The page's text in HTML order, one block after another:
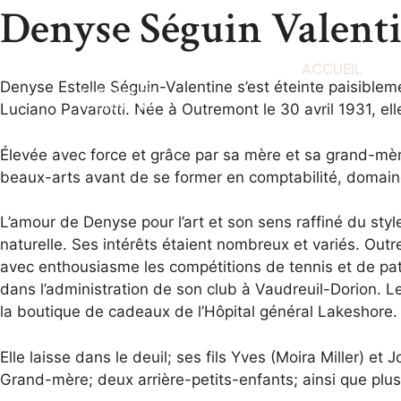
ACCUEIL
Denyse Séguin
Denyse Estelle Séguin-Valentine s’est éteinte
Luciano Pavarotti. Née à Outremont le 30 avril 1931,
Élevée avec force et grâce par sa mère et sa grand-
beaux-arts avant de se former en comptabilité,
L’amour de Denyse pour l’art et son sens raffiné du
naturelle. Ses intérêts étaient nombreux et variés.
avec enthousiasme les compétitions de tennis et de
dans l’administration de son club à Vaudreuil-Dorion.
la boutique de cadeaux de l’Hôpital général Lakeshore.
Elle laisse dans le deuil; ses fils Yves (Moira Miller) et
Grand-mère; deux arrière-petits-enfants; ainsi que